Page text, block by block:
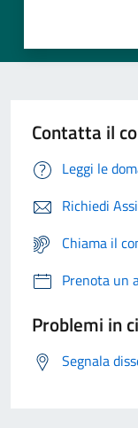
Contatta il
Leggi le
Richiedi
Chiama il
Prenota un
Problemi in
Segnala